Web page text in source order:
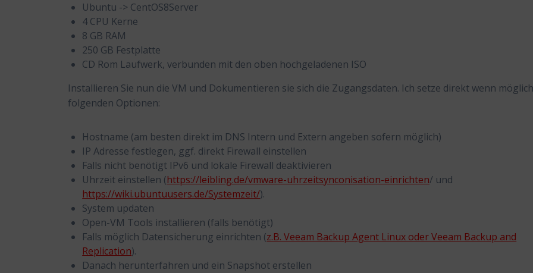
Ubuntu -> CentOS8Server
4 CPU Kerne
8 GB RAM
250 GB Festplatte
CD Rom Laufwerk, verbunden mit den oben hochgeladenen ISO
Installieren Sie nun die VM und Dokumentieren sie sich die Zugangsdaten. Ich setze direkt wenn
folgenden Optionen:
Hostname (am besten direkt im DNS Intern und Extern angeben sofern möglich)
IP Adresse festlegen, ggf. direkt Firewall einstellen
Falls nicht benötigt IPv6 und lokale Firewall deaktivieren
Uhrzeit einstellen (https://leibling.de/vmware-uhrzeitsynconisation-einrichten/ und
https://wiki.ubuntuusers.de/Systemzeit/).
System updaten
Open-VM Tools installieren (falls benötigt)
Falls möglich Datensicherung einrichten (z.B. Veeam Backup Agent Linux oder Veeam Backup and
Replication).
Danach herunterfahren und ein Snapshot erstellen